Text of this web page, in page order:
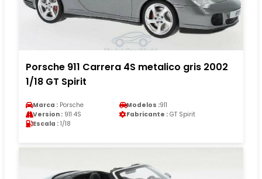
Porsche 911 Carrera 4S metalico gris 2002
1/18 GT Spirit
Marca : Porsche Modelos :911
Version : 911 4S Fabricante : GT Spirit
Escala : 1/18